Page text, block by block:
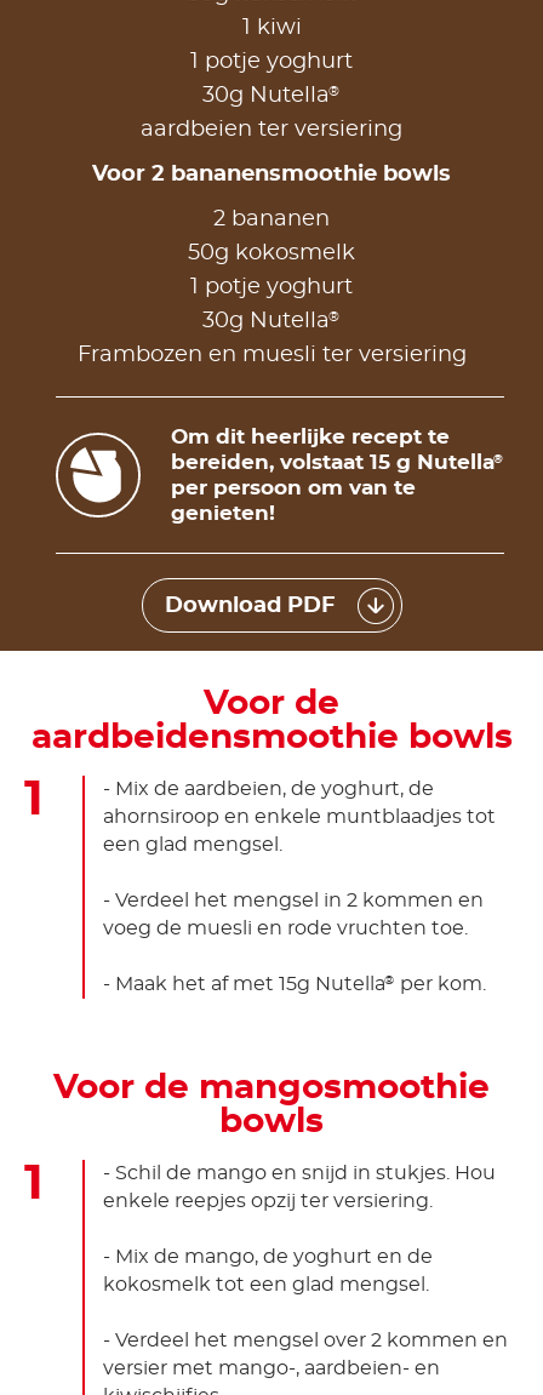
1 kiwi
1 potje yoghurt
30g Nutella®
aardbeien ter versiering
Voor 2 bananensmoothie bowls
2 bananen
50g kokosmelk
1 potje yoghurt
30g Nutella®
Frambozen en muesli ter versiering
Om dit heerlijke recept te
bereiden, volstaat 15 g Nutella®
per persoon om van te
genieten!
Download PDF
Voor de
aardbeidensmoothie bowls
- Mix de aardbeien, de yoghurt, de
ahornsiroop en enkele muntblaadjes tot
een glad mengsel.
- Verdeel het mengsel in 2 kommen en
voeg de muesli en rode vruchten toe.
- Maak het af met 15g Nutella® per kom.
Voor de mangosmoothie
bowls
- Schil de mango en snijd in stukjes. Hou
enkele reepjes opzij ter versiering.
- Mix de mango, de yoghurt en de
kokosmelk tot een glad mengsel.
- Verdeel het mengsel over 2 kommen en
versier met mango-, aardbeien- en